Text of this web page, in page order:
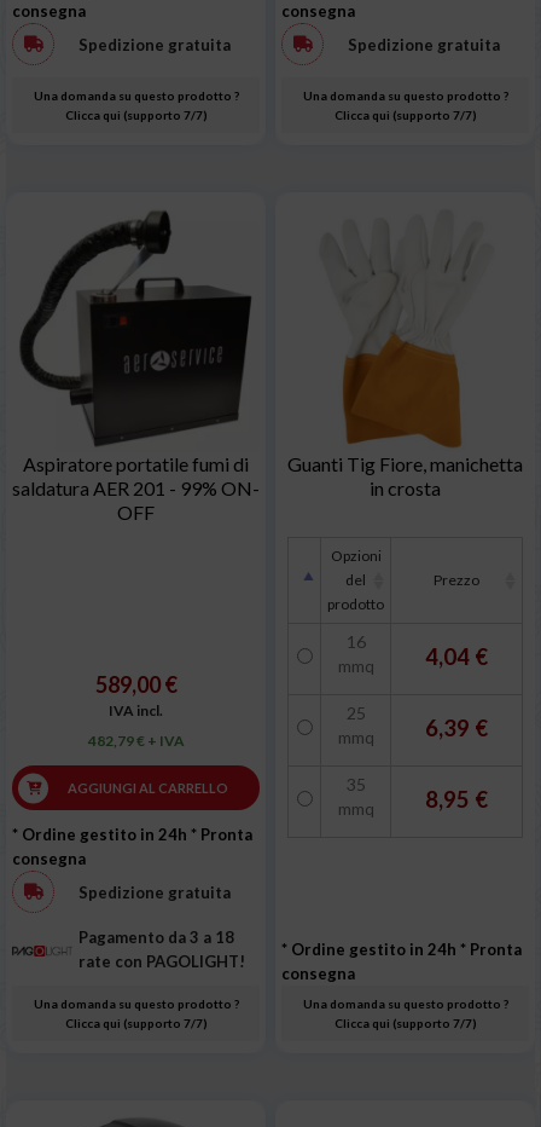
consegna
Spedizione gratuita
Una domanda su questo prodotto ?
Clicca qui (supporto 7/7)
consegna
Spedizione gratuita
Una domanda su questo prodotto ?
Clicca qui (supporto 7/7)
Aspiratore portatile fumi di
saldatura AER 201 - 99% ON-
OFF
589,00 €
IVA incl.
482,79 € + IVA
AGGIUNGI AL CARRELLO
* Ordine gestito in 24h * Pronta
consegna
Spedizione gratuita
Pagamento da 3 a 18
rate con PAGOLIGHT!
Una domanda su questo prodotto ?
Clicca qui (supporto 7/7)
Guanti Tig Fiore, manichetta
in crosta
Opzioni
del
prodotto
Prezzo
16
mmq
4,04 €
25
mmq
6,39 €
35
mmq
8,95 €
* Ordine gestito in 24h * Pronta
consegna
Una domanda su questo prodotto ?
Clicca qui (supporto 7/7)